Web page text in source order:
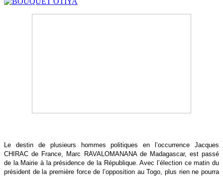
Le destin de plusieurs hommes politiques en l’occurrence Jacques
CHIRAC de France, Marc RAVALOMANANA de Madagascar, est passé
de la Mairie à la présidence de la République. Avec l’élection ce matin du
président de la première force de l’opposition au Togo, plus rien ne pourra